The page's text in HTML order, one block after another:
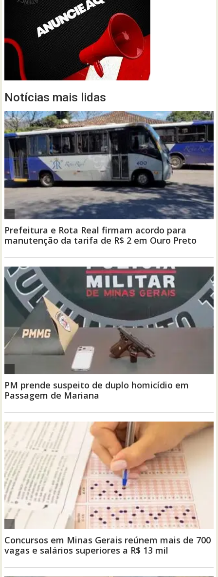
Notícias mais lidas